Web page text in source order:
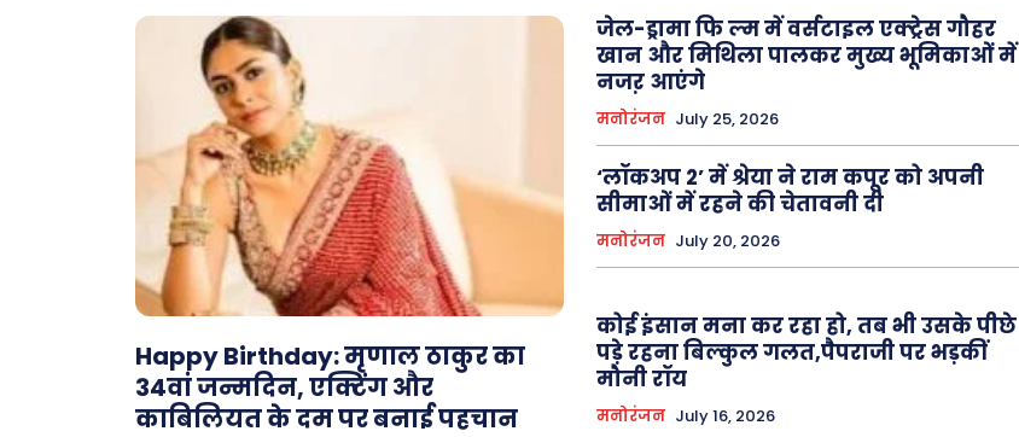
About Us Privacy Policy
Happy Birthday: मृणाल ठाकुर का
34वां जन्मदिन, एक्टिंग और
काबिलियत के दम पर बनाई पहचान
जेल-ड्रामा फि ल्म में वर्सटाइल एक्ट्रेस गौहर
खान और मिथिला पालकर मुख्य भूमिकाओं में
नजऱ आएंगे
मनोरंजन July 25, 2026
‘लॉकअप 2’ में श्रेया ने राम कपूर को अपनी
सीमाओं में रहने की चेतावनी दी
मनोरंजन July 20, 2026
कोई इंसान मना कर रहा हो, तब भी उसके पीछे
पड़े रहना बिल्कुल गलत,पैपराजी पर भड़कीं
मौनी रॉय
मनोरंजन July 16, 2026